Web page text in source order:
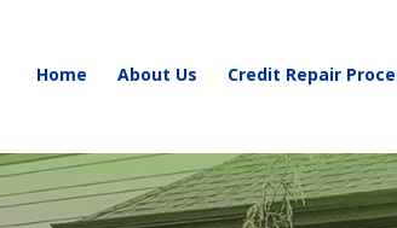
Home About Us Credit Repair